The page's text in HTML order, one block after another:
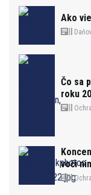
Ako
Čo sa
roku
voči